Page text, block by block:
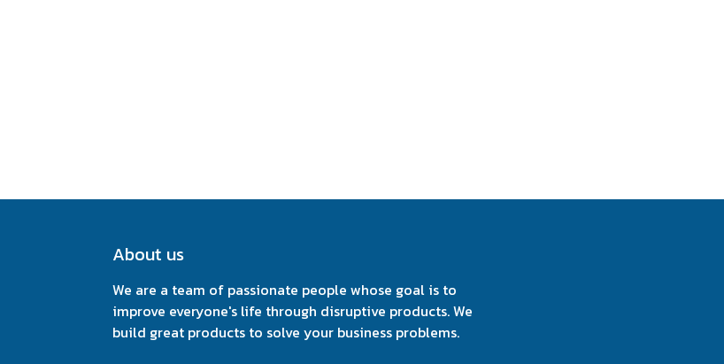
About us
We are a team of passionate people whose goal is to
improve everyone's life through disruptive products. We
build great products to solve your business problems.